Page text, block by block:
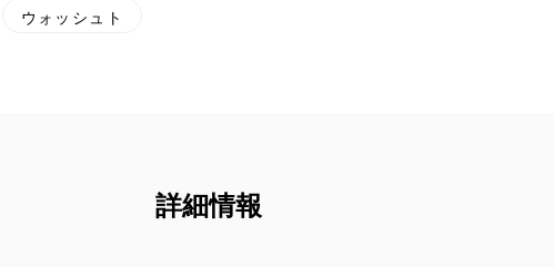
ウォッシュト
詳細情報